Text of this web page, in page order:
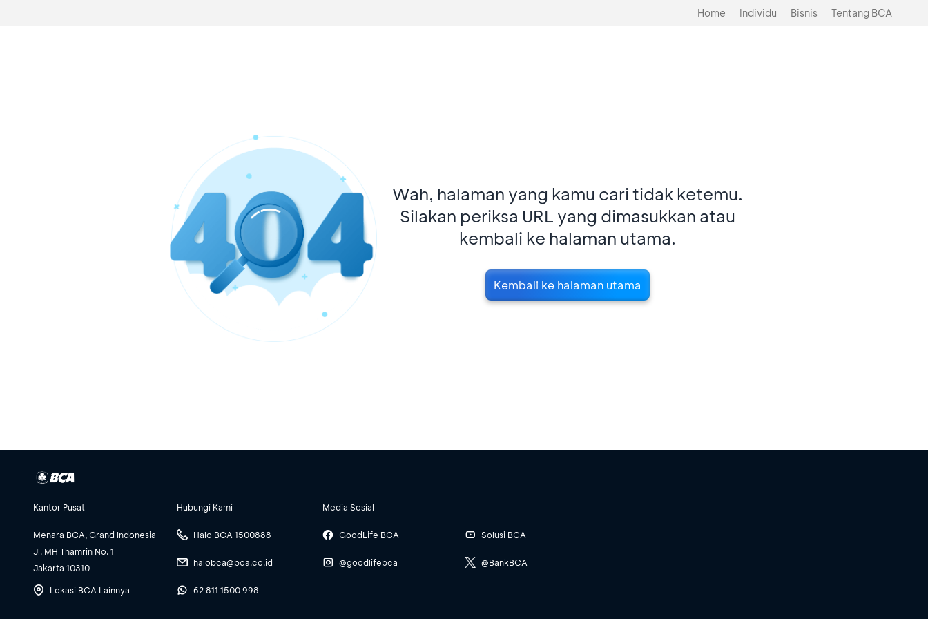
Home Individu Bisnis Tentang BCA
Wah, halaman yang kamu cari tidak ketemu.
Silakan periksa URL yang dimasukkan atau
kembali ke halaman utama.
Kembali ke halaman utama
Kantor Pusat
Menara BCA, Grand Indonesia
Jl. MH Thamrin No. 1
Jakarta 10310
Lokasi BCA Lainnya
Hubungi Kami
Halo BCA 1500888
halobca@bca.co.id
62 811 1500 998
Media Sosial
GoodLife BCA
@goodlifebca
Solusi BCA
@BankBCA